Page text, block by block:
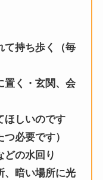
て持ち歩く（毎
置く・玄関、会
ほしいのです
必要です）
どの水回り
、暗い場所に光